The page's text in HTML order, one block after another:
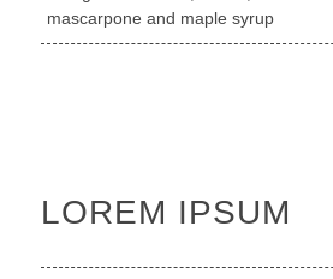
mascarpone and maple syrup
LOREM IPSUM